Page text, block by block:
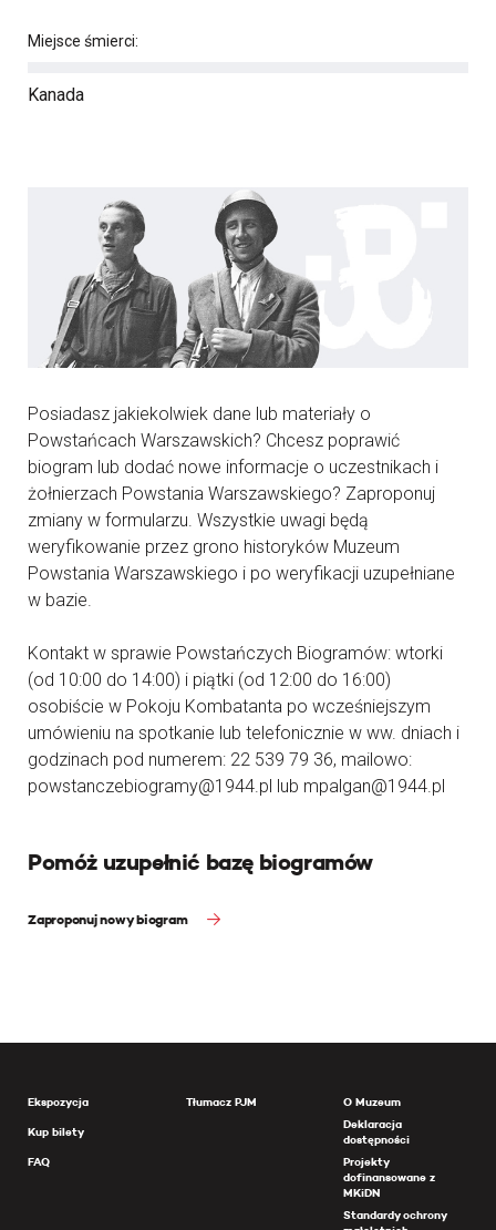
Miejsce śmierci:
Kanada
Posiadasz jakiekolwiek dane lub materiały o
Powstańcach Warszawskich? Chcesz poprawić
biogram lub dodać nowe informacje o uczestnikach i
żołnierzach Powstania Warszawskiego? Zaproponuj
zmiany w formularzu. Wszystkie uwagi będą
weryfikowanie przez grono historyków Muzeum
Powstania Warszawskiego i po weryfikacji uzupełniane
w bazie.
Kontakt w sprawie Powstańczych Biogramów: wtorki
(od 10:00 do 14:00) i piątki (od 12:00 do 16:00)
osobiście w Pokoju Kombatanta po wcześniejszym
umówieniu na spotkanie lub telefonicznie w ww. dniach i
godzinach pod numerem: 22 539 79 36, mailowo:
powstanczebiogramy@1944.pl lub mpalgan@1944.pl
Pomóż uzupełnić bazę biogramów
Zaproponuj nowy biogram
Ekspozycja
Kup bilety
FAQ
Tłumacz PJM
O Muzeum
Deklaracja
dostępności
Projekty
dofinansowane z
MKiDN
Standardy ochrony